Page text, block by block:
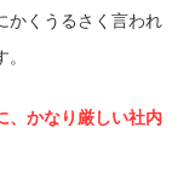
かくうるさく言われ
、かなり厳しい社内